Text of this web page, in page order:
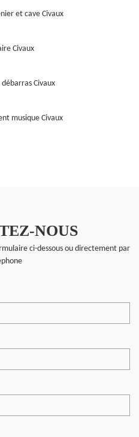
et cave Civaux
Civaux
Civaux
musique Civaux
NOUS
ci-dessous ou directement par